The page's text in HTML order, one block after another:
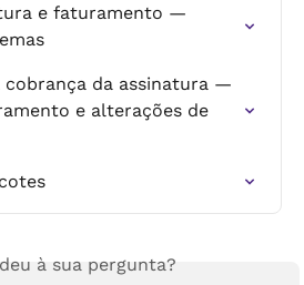
e faturamento —
cobrança da assinatura —
e alterações de
à sua pergunta?